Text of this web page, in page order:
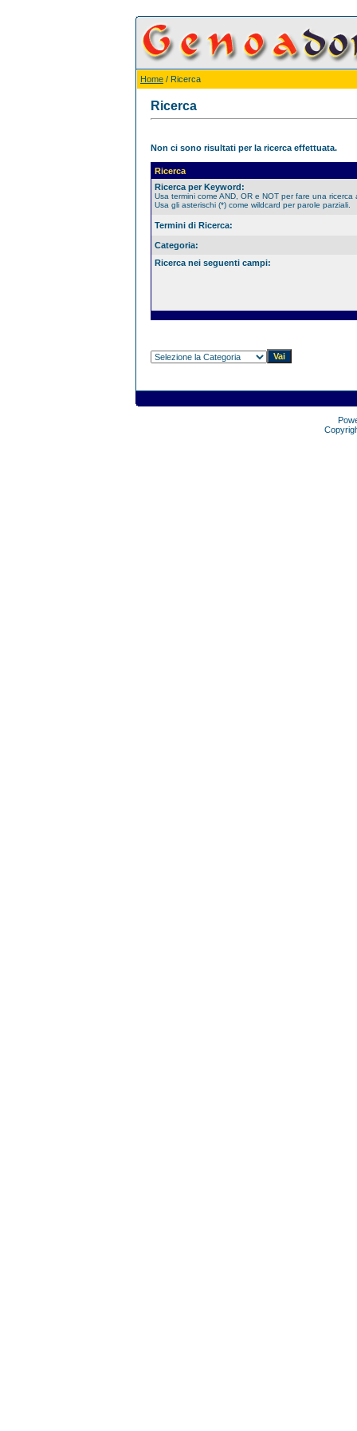
Home / Ricerca
Ricerca
Non ci sono risultati per la ricerca effettuata.
Ricerca
Ricerca per Keyword:
Usa termini come AND, OR e NOT per fare una ricerca
Usa gli asterischi (*) come wildcard per parole parziali.
Termini di Ricerca:
Categoria:
Ricerca nei seguenti campi: